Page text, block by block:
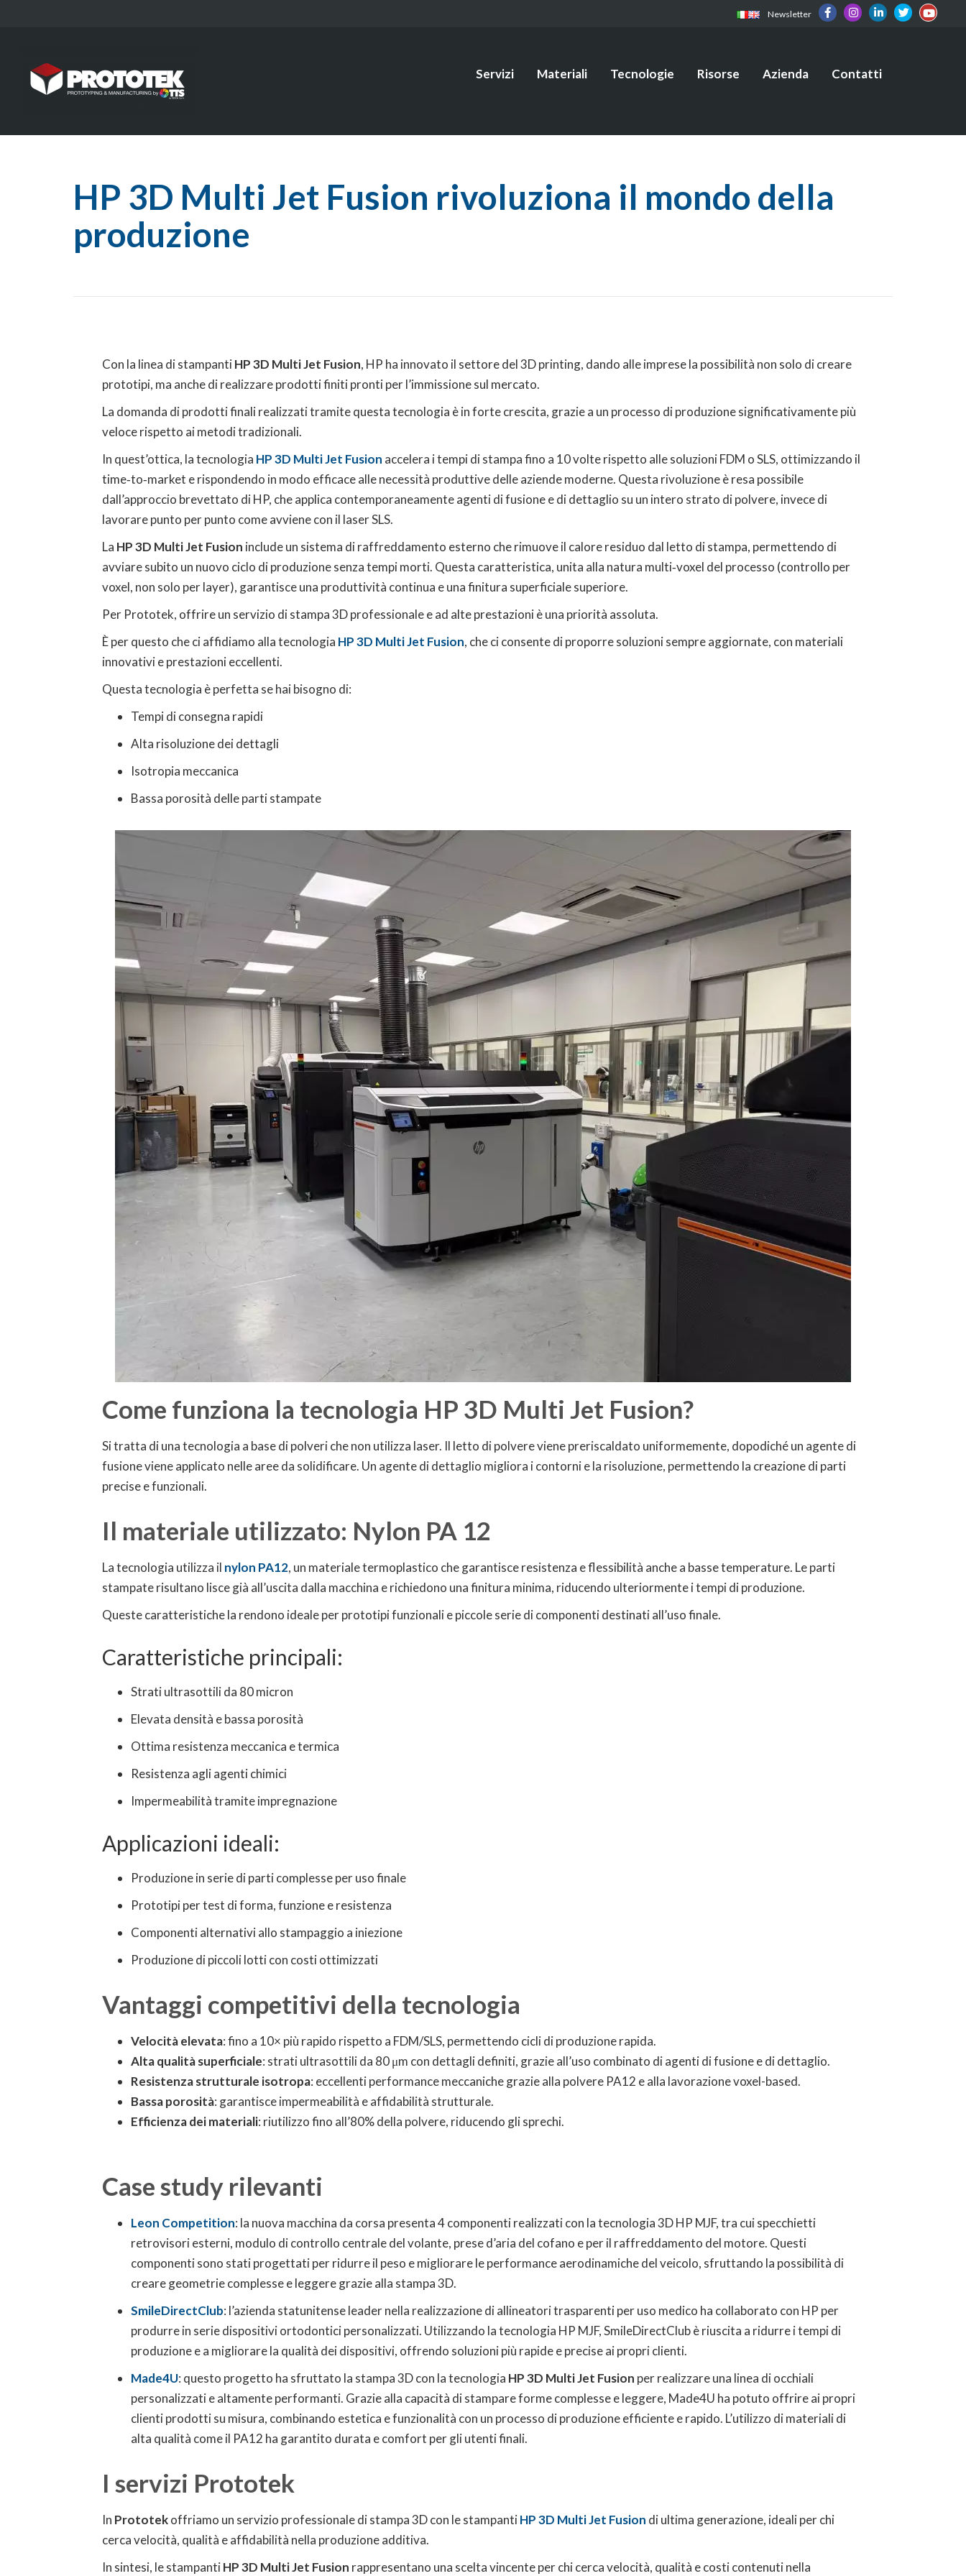
Newsletter
Servizi Materiali Tecnologie Risorse Azienda Contatti
HP 3D Multi Jet Fusion rivoluziona il mondo della
produzione
Con la linea di stampantiHP 3D Multi Jet Fusion, HP ha innovato il settore del 3D printing, dando alle imprese la possibilità non solo di creare
prototipi, ma anche di realizzare prodotti finiti pronti per l’immissione sul mercato.
La domanda di prodotti finali realizzati tramite questa tecnologia è in forte crescita, grazie a un processo di produzione significativamente più
veloce rispetto ai metodi tradizionali.
In quest’ottica, la tecnologia HP 3D Multi Jet Fusion accelera i tempi di stampa fino a 10 volte rispetto alle soluzioni FDM o SLS, ottimizzando il
time‑to‑market e rispondendo in modo efficace alle necessità produttive delle aziende moderne. Questa rivoluzione è resa possibile
dall’approccio brevettato di HP, che applica contemporaneamente agenti di fusione e di dettaglio su un intero strato di polvere, invece di
lavorare punto per punto come avviene con il laser SLS.
La HP 3D Multi Jet Fusion include un sistema di raffreddamento esterno che rimuove il calore residuo dal letto di stampa, permettendo di
avviare subito un nuovo ciclo di produzione senza tempi morti. Questa caratteristica, unita alla natura multi‑voxel del processo (controllo per
voxel, non solo per layer), garantisce una produttività continua e una finitura superficiale superiore.
Per Prototek, offrire un servizio di stampa 3D professionale e ad alte prestazioni è una priorità assoluta.
È per questo che ci affidiamo alla tecnologia HP 3D Multi Jet Fusion, che ci consente di proporre soluzioni sempre aggiornate, con materiali
innovativi e prestazioni eccellenti.
Questa tecnologia è perfetta se hai bisogno di:
Tempi di consegna rapidi
Alta risoluzione dei dettagli
Isotropia meccanica
Bassa porosità delle parti stampate
Come funziona la tecnologia HP 3D Multi Jet Fusion?
Si tratta di una tecnologia a base di polveri che non utilizza laser. Il letto di polvere viene preriscaldato uniformemente, dopodiché un agente di
fusione viene applicato nelle aree da solidificare. Un agente di dettaglio migliora i contorni e la risoluzione, permettendo la creazione di parti
precise e funzionali.
Il materiale utilizzato: Nylon PA 12
La tecnologia utilizza il nylon PA12, un materiale termoplastico che garantisce resistenza e flessibilità anche a basse temperature. Le parti
stampate risultano lisce già all’uscita dalla macchina e richiedono una finitura minima, riducendo ulteriormente i tempi di produzione.
Queste caratteristiche la rendono ideale per prototipi funzionali e piccole serie di componenti destinati all’uso finale.
Caratteristiche principali:
Strati ultrasottili da 80 micron
Elevata densità e bassa porosità
Ottima resistenza meccanica e termica
Resistenza agli agenti chimici
Impermeabilità tramite impregnazione
Applicazioni ideali:
Produzione in serie di parti complesse per uso finale
Prototipi per test di forma, funzione e resistenza
Componenti alternativi allo stampaggio a iniezione
Produzione di piccoli lotti con costi ottimizzati
Vantaggi competitivi della tecnologia
Velocità elevata: fino a 10× più rapido rispetto a FDM/SLS, permettendo cicli di produzione rapida.
Alta qualità superficiale: strati ultrasottili da 80 μm con dettagli definiti, grazie all’uso combinato di agenti di fusione e di dettaglio.
Resistenza strutturale isotropa: eccellenti performance meccaniche grazie alla polvere PA12 e alla lavorazione voxel-based.
Bassa porosità: garantisce impermeabilità e affidabilità strutturale.
Efficienza dei materiali: riutilizzo fino all’80% della polvere, riducendo gli sprechi.
Case study rilevanti
Leon Competition: la nuova macchina da corsa presenta 4 componenti realizzati con la tecnologia 3D HP MJF, tra cui specchietti
retrovisori esterni, modulo di controllo centrale del volante, prese d’aria del cofano e per il raffreddamento del motore. Questi
componenti sono stati progettati per ridurre il peso e migliorare le performance aerodinamiche del veicolo, sfruttando la possibilità di
creare geometrie complesse e leggere grazie alla stampa 3D.
SmileDirectClub: l’azienda statunitense leader nella realizzazione di allineatori trasparenti per uso medico ha collaborato con HP per
produrre in serie dispositivi ortodontici personalizzati. Utilizzando la tecnologia HP MJF, SmileDirectClub è riuscita a ridurre i tempi di
produzione e a migliorare la qualità dei dispositivi, offrendo soluzioni più rapide e precise ai propri clienti.
Made4U: questo progetto ha sfruttato la stampa 3D con la tecnologia HP 3D Multi Jet Fusion per realizzare una linea di occhiali
personalizzati e altamente performanti. Grazie alla capacità di stampare forme complesse e leggere, Made4U ha potuto offrire ai propri
clienti prodotti su misura, combinando estetica e funzionalità con un processo di produzione efficiente e rapido. L’utilizzo di materiali di
alta qualità come il PA12 ha garantito durata e comfort per gli utenti finali.
I servizi Prototek
In Prototekoffriamo un servizio professionale di stampa 3D con le stampantiHP 3D Multi Jet Fusion di ultima generazione, ideali per chi
cerca velocità, qualità e affidabilità nella produzione additiva.
In sintesi, le stampantiHP 3D Multi Jet Fusion rappresentano una scelta vincente per chi cerca velocità, qualità e costi contenuti nella